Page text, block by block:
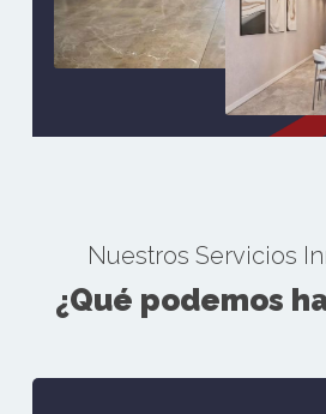
Nuestros Servicios
¿Qué podemos